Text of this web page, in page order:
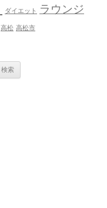
ダイエット ラウンジ
高松 高松市